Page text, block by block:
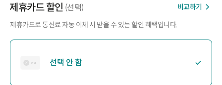
제휴카드 할인 (선택) 비교하기
제휴카드로 통신료 자동 이체 시 받을 수 있는 할인 혜택입니다.
선택 안 함